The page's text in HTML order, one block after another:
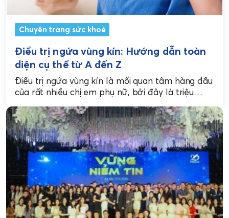
Chuyên trang sức khoẻ
Điều trị ngứa vùng kín: Hướng dẫn toàn
diện cụ thể từ A đến Z
Điều trị ngứa vùng kín là mối quan tâm hàng đầu
của rất nhiều chị em phụ nữ, bởi đây là triệu